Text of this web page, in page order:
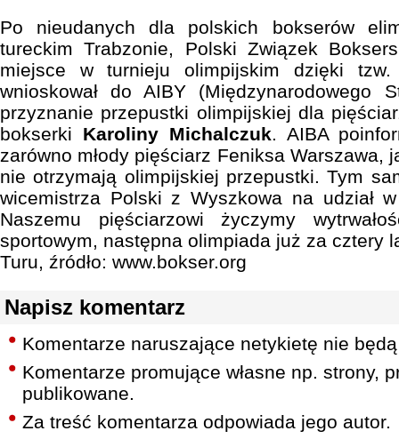
Po nieudanych dla polskich bokserów
tureckim Trabzonie, Polski Związek
miejsce w turnieju olimpijskim dzięki
wnioskował do AIBY (Międzynarodowego
przyznanie przepustki olimpijskiej dla
bokserki Karoliny Michalczuk. AIBA
zarówno młody pięściarz Feniksa Warszawa,
nie otrzymają olimpijskiej przepustki. Tym
wicemistrza Polski z Wyszkowa na udział
Naszemu pięściarzowi życzymy
sportowym, następna olimpiada już za cztery
Turu, źródło: www.bokser.org
Napisz komentarz
Komentarze naruszające netykietę nie
Komentarze promujące własne np. strony,
publikowane.
Za treść komentarza odpowiada jego autor.